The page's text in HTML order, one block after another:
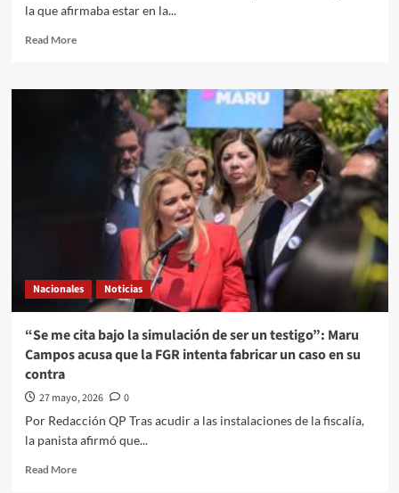
la que afirmaba estar en la...
Read MoreRead
Director
publica
foto
al
candelabro
Nacionales Noticias
“Se me cita bajo la simulación de ser un testigo”: Maru
Campos acusa que la FGR intenta fabricar un caso en su
contra
27 mayo, 2026
0
Por Redacción QP Tras acudir a las instalaciones de la fiscalía,
la panista afirmó que...
Read MoreRead